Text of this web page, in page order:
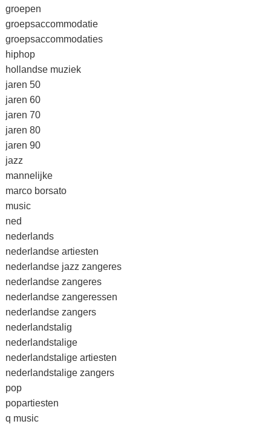
groepen
groepsaccommodatie
groepsaccommodaties
hiphop
hollandse muziek
jaren 50
jaren 60
jaren 70
jaren 80
jaren 90
jazz
mannelijke
marco borsato
music
ned
nederlands
nederlandse artiesten
nederlandse jazz zangeres
nederlandse zangeres
nederlandse zangeressen
nederlandse zangers
nederlandstalig
nederlandstalige
nederlandstalige artiesten
nederlandstalige zangers
pop
popartiesten
q music